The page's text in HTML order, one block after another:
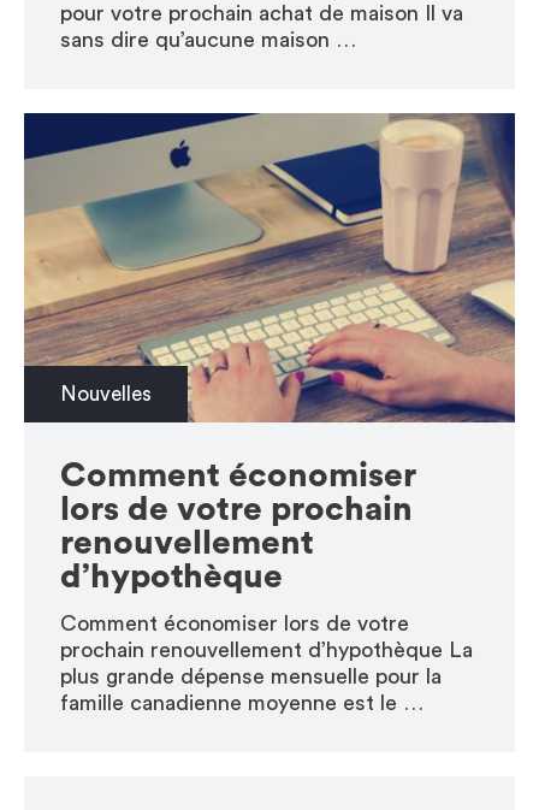
pour votre prochain achat de maison Il va
sans dire qu’aucune maison …
Nouvelles
Comment économiser
lors de votre prochain
renouvellement
d’hypothèque
Comment économiser lors de votre
prochain renouvellement d’hypothèque La
plus grande dépense mensuelle pour la
famille canadienne moyenne est le …